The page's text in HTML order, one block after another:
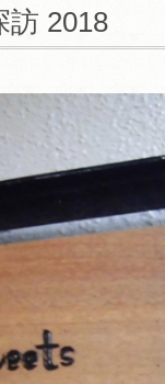
訪 2018